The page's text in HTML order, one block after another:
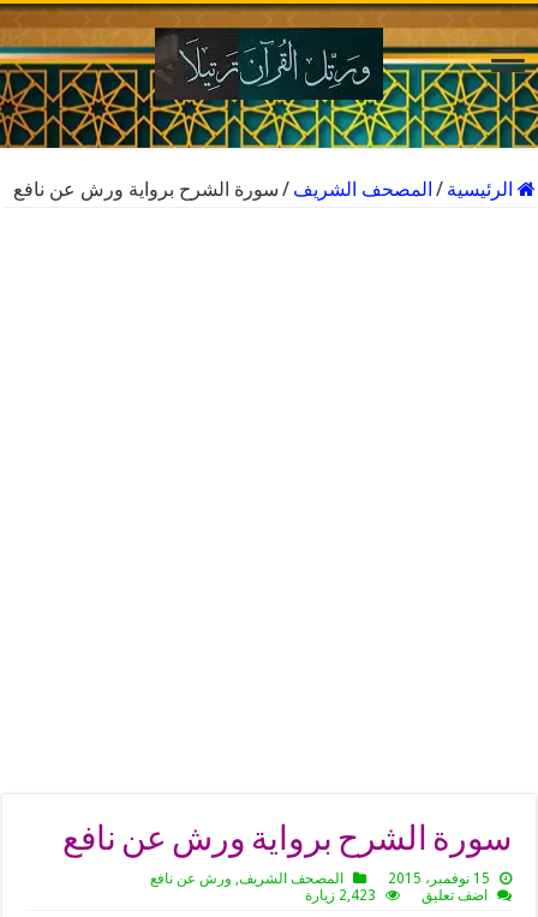
الرئيسية / المصحف الشريف / سورة الشرح برواية ورش عن نافع
سورة الشرح برواية ورش عن نافع
15 نوفمبر، 2015 المصحف الشريف, ورش عن نافع
اضف تعليق
2,423 زيارة